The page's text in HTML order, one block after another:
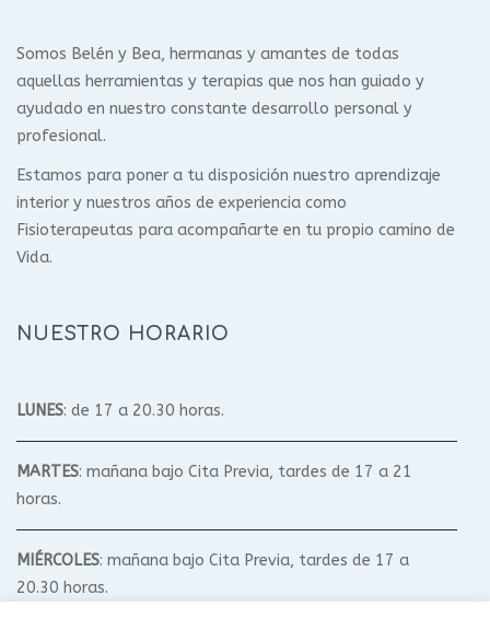
Somos Belén y Bea, hermanas y amantes de todas
aquellas herramientas y terapias que nos han guiado y
ayudado en nuestro constante desarrollo personal y
profesional.
Estamos para poner a tu disposición nuestro aprendizaje
interior y nuestros años de experiencia como
Fisioterapeutas para acompañarte en tu propio camino de
Vida.
NUESTRO HORARIO
LUNES: de 17 a 20.30 horas.
MARTES: mañana bajo Cita Previa, tardes de 17 a 21
horas.
MIÉRCOLES: mañana bajo Cita Previa, tardes de 17 a
20.30 horas.